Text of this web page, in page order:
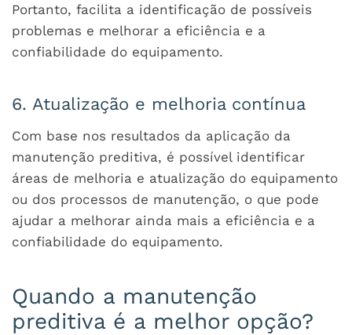
Portanto, facilita a identificação de possíveis
problemas e melhorar a eficiência e a
confiabilidade do equipamento.
6. Atualização e melhoria contínua
Com base nos resultados da aplicação da
manutenção preditiva, é possível identificar
áreas de melhoria e atualização do equipamento
ou dos processos de manutenção, o que pode
ajudar a melhorar ainda mais a eficiência e a
confiabilidade do equipamento.
Quando a manutenção
preditiva é a melhor opção?